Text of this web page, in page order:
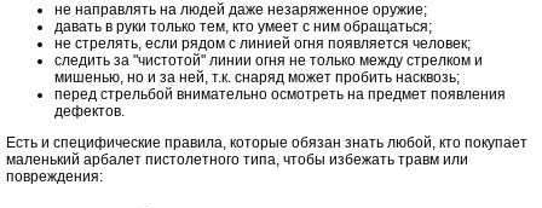
не направлять на людей даже незаряженное оружие;
давать в руки только тем, кто умеет с ним обращаться;
не стрелять, если рядом с линией огня появляется человек;
следить за "чистотой" линии огня не только между стрелком и
мишенью, но и за ней, т.к. снаряд может пробить насквозь;
перед стрельбой внимательно осмотреть на предмет появления
дефектов.
Есть и специфические правила, которые обязан знать любой, кто покупает
маленький арбалет пистолетного типа, чтобы избежать травм или
повреждения: